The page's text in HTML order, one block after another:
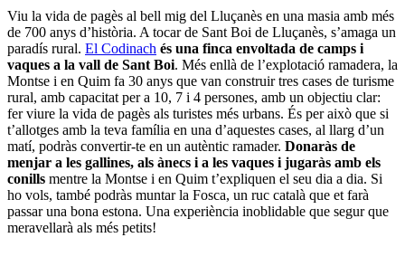
Viu la vida de pagès al bell mig del Lluçanès en una masia amb més
de 700 anys d’història. A tocar de Sant Boi de Lluçanès, s’amaga un
paradís rural. El Codinach és una finca envoltada de camps i
vaques a la vall de Sant Boi. Més enllà de l’explotació ramadera, la
Montse i en Quim fa 30 anys que van construir tres cases de turisme
rural, amb capacitat per a 10, 7 i 4 persones, amb un objectiu clar:
fer viure la vida de pagès als turistes més urbans. És per això que si
t’allotges amb la teva família en una d’aquestes cases, al llarg d’un
matí, podràs convertir-te en un autèntic ramader. Donaràs de
menjar a les gallines, als ànecs i a les vaques i jugaràs amb els
conills mentre la Montse i en Quim t’expliquen el seu dia a dia. Si
ho vols, també podràs muntar la Fosca, un ruc català que et farà
passar una bona estona. Una experiència inoblidable que segur que
meravellarà als més petits!